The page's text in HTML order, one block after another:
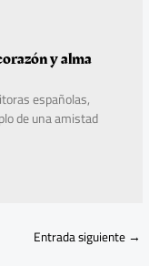
y alma
españolas,
de una amistad
Entrada siguiente→